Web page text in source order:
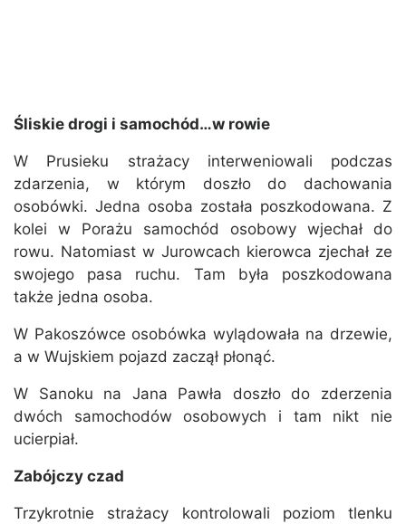
Śliskie drogi i samochód…w rowie
W Prusieku strażacy interweniowali podczas
zdarzenia, w którym doszło do dachowania
osobówki. Jedna osoba została poszkodowana. Z
kolei w Porażu samochód osobowy wjechał do
rowu. Natomiast w Jurowcach kierowca zjechał ze
swojego pasa ruchu. Tam była poszkodowana
także jedna osoba.
W Pakoszówce osobówka wylądowała na drzewie,
a w Wujskiem pojazd zaczął płonąć.
W Sanoku na Jana Pawła doszło do zderzenia
dwóch samochodów osobowych i tam nikt nie
ucierpiał.
Zabójczy czad
Trzykrotnie strażacy kontrolowali poziom tlenku